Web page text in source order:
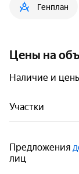
Генплан
Цены на
Наличие и
Участки
Предложения
лиц